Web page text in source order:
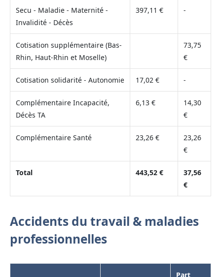
Secu - Maladie - Maternité -
Invalidité - Décès
397,11 € -
Cotisation supplémentaire (Bas-
Rhin, Haut-Rhin et Moselle)
73,75
€
Cotisation solidarité - Autonomie 17,02 € -
Complémentaire Incapacité,
Décès TA
6,13 €
14,30
€
Complémentaire Santé 23,26 €
23,26
€
Total 443,52 €
37,56
€
Accidents du travail & maladies
professionnelles
Part